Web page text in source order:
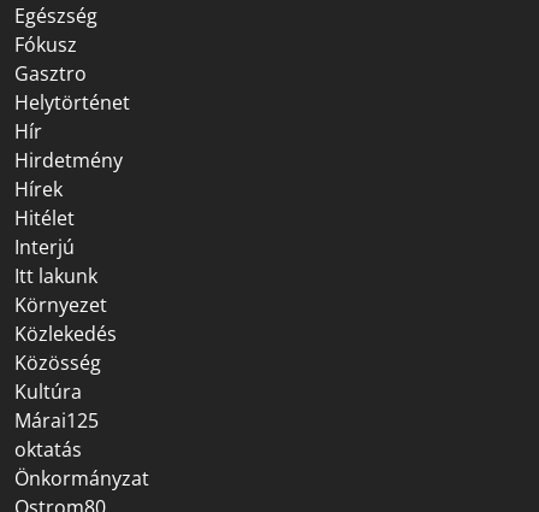
Egészség
Fókusz
Gasztro
Helytörténet
Hír
Hirdetmény
Hírek
Hitélet
Interjú
Itt lakunk
Környezet
Közlekedés
Közösség
Kultúra
Márai125
oktatás
Önkormányzat